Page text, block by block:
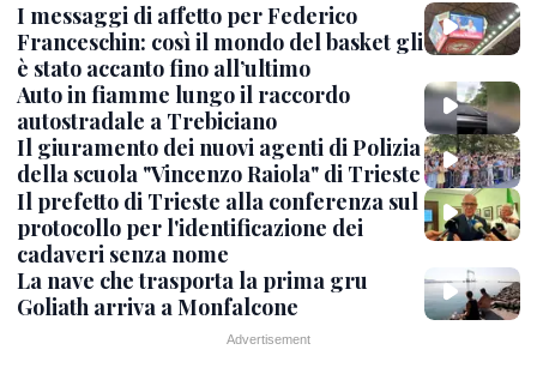
I messaggi di affetto per Federico
Franceschin: così il mondo del basket gli
è stato accanto fino all’ultimo
Auto in fiamme lungo il raccordo
autostradale a Trebiciano
Il giuramento dei nuovi agenti di Polizia
della scuola "Vincenzo Raiola" di Trieste
Il prefetto di Trieste alla conferenza sul
protocollo per l'identificazione dei
cadaveri senza nome
La nave che trasporta la prima gru
Goliath arriva a Monfalcone